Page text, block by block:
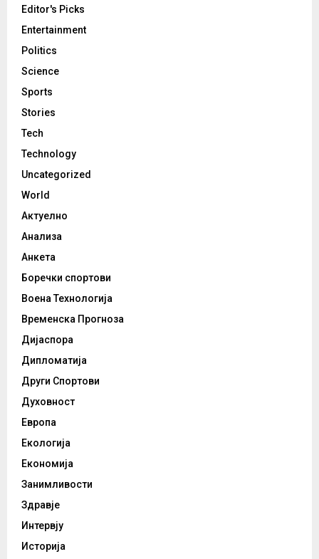
Editor's Picks
Entertainment
Politics
Science
Sports
Stories
Tech
Technology
Uncategorized
World
Актуелно
Анализа
Анкета
Боречки спортови
Воена Технологија
Временска Прогноза
Дијаспора
Дипломатија
Други Спортови
Духовност
Европа
Екологија
Економија
Занимливости
Здравје
Интервју
Историја